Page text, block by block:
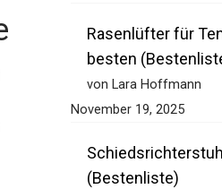
Rasenlüfter für
besten
von Lara Hoffmann
November 19, 2025
(Bestenliste)